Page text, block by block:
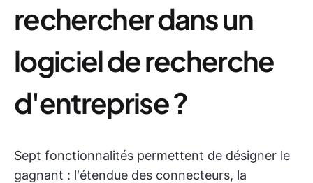
rechercher dans un
logiciel de recherche
d'entreprise ?
Sept fonctionnalités permettent de désigner le
gagnant : l'étendue des connecteurs, la